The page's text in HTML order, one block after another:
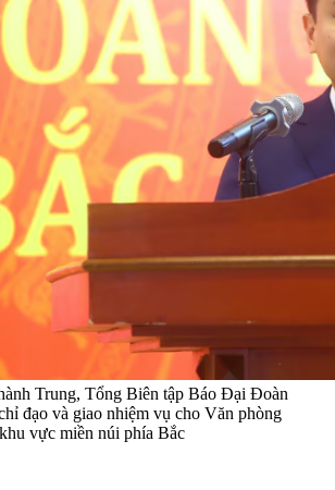
Trung, Tổng Biên tập Báo Đại Đoàn
đạo và giao nhiệm vụ cho Văn phòng
khu vực miền núi phía Bắc